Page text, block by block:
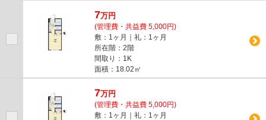
別 オートロック
7万円
(管理費・共益費 5,000円)
敷：1ヶ月｜礼：1ヶ月
所在階：2階
間取り：1K
面積：18.02㎡
7万円
(管理費・共益費 5,000円)
敷：1ヶ月｜礼：1ヶ月